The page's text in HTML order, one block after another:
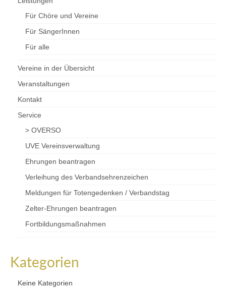
Für Chöre und Vereine
Für SängerInnen
Für alle
Vereine in der Übersicht
Veranstaltungen
Kontakt
Service
> OVERSO
UVE Vereinsverwaltung
Ehrungen beantragen
Verleihung des Verbandsehrenzeichen
Meldungen für Totengedenken / Verbandstag
Zelter-Ehrungen beantragen
Fortbildungsmaßnahmen
Kategorien
Keine Kategorien